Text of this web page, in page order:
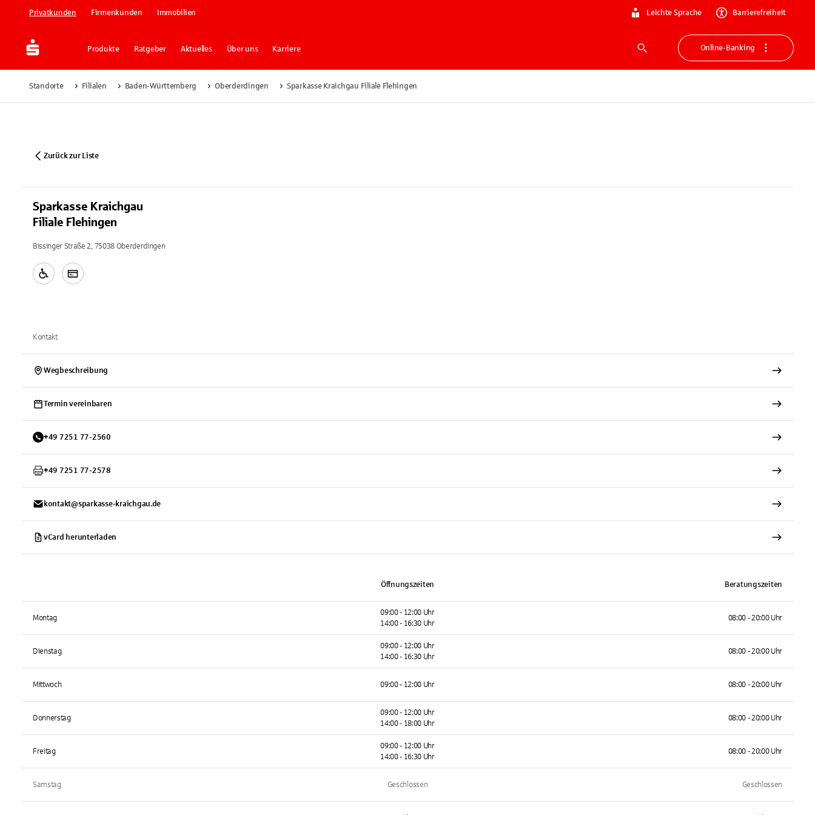
Privatkunden Firmenkunden Immobilien Leichte Sprache Barrierefreiheit
Produkte Ratgeber Aktuelles Über uns Karriere
Suche
Online-Banking
Standorte Filialen Baden-Württemberg Oberderdingen Sparkasse Kraichgau Filiale Flehingen
Zurück zur Liste
Sparkasse Kraichgau
Filiale Flehingen
Bissinger Straße 2, 75038 Oberderdingen
Kontakt
Wegbeschreibung
Termin vereinbaren
+49 7251 77-2560
+49 7251 77-2578
kontakt@sparkasse-kraichgau.de
vCard herunterladen
Öffnungszeiten Beratungszeiten
Montag
09:00 - 12:00 Uhr
14:00 - 16:30 Uhr
08:00 - 20:00 Uhr
Dienstag
09:00 - 12:00 Uhr
14:00 - 16:30 Uhr
08:00 - 20:00 Uhr
Mittwoch 09:00 - 12:00 Uhr 08:00 - 20:00 Uhr
Donnerstag
09:00 - 12:00 Uhr
14:00 - 18:00 Uhr
08:00 - 20:00 Uhr
Freitag
09:00 - 12:00 Uhr
14:00 - 16:30 Uhr
08:00 - 20:00 Uhr
Samstag Geschlossen Geschlossen